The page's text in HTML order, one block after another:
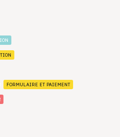
FORMULAIRE ET PAIEMENT